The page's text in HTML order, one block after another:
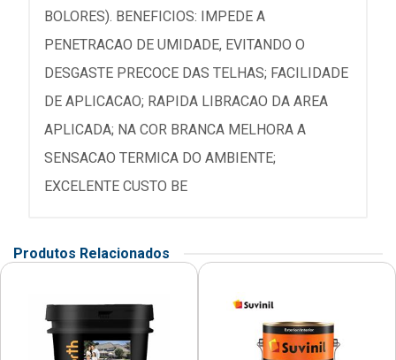
BOLORES). BENEFICIOS: IMPEDE A
PENETRACAO DE UMIDADE, EVITANDO O
DESGASTE PRECOCE DAS TELHAS; FACILIDADE
DE APLICACAO; RAPIDA LIBRACAO DA AREA
APLICADA; NA COR BRANCA MELHORA A
SENSACAO TERMICA DO AMBIENTE;
EXCELENTE CUSTO BE
Produtos Relacionados